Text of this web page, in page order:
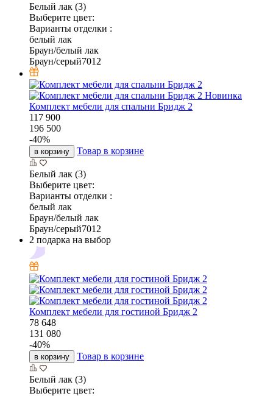
Белый лак (3)
Выберите цвет:
Варианты отделки :
белый лак
Браун/белый лак
Браун/серый7012
Новинка
Комплект мебели для спальни Бридж 2
117 900
196 500
-40%
в корзину Товар в корзине
Белый лак (3)
Выберите цвет:
Варианты отделки :
белый лак
Браун/белый лак
Браун/серый7012
2 подарка на выбор
Комплект мебели для гостиной Бридж 2
78 648
131 080
-40%
в корзину Товар в корзине
Белый лак (3)
Выберите цвет: